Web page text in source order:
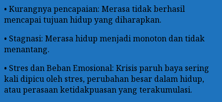
• Kurangnya pencapaian: Merasa tidak berhasil
mencapai tujuan hidup yang diharapkan.
• Stagnasi: Merasa hidup menjadi monoton dan tidak
menantang.
• Stres dan Beban Emosional: Krisis paruh baya sering
kali dipicu oleh stres, perubahan besar dalam hidup,
atau perasaan ketidakpuasan yang terakumulasi.